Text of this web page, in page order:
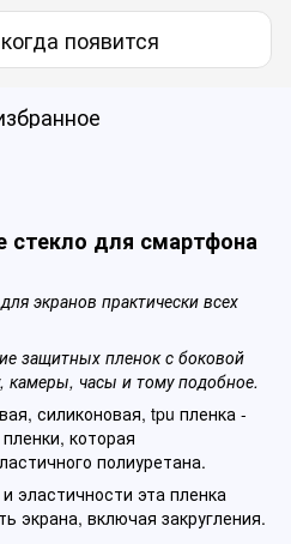
появится
стекло для смартфона
экранов практически всех
защитных пленок с боковой
часы и тому подобное.
силиконовая, tpu пленка -
которая
полиуретана.
эластичности эта пленка
экрана, включая закругления.